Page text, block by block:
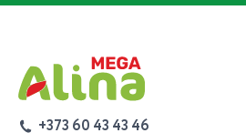
+373 60 43 43 46